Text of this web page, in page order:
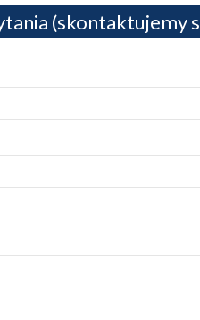
(skontaktujemy